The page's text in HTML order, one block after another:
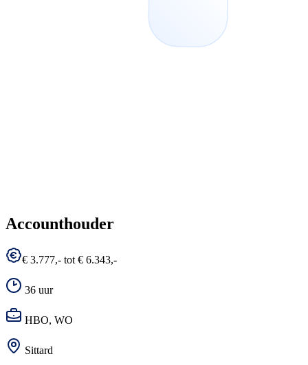
Accounthouder
€ 3.777,- tot € 6.343,-
36 uur
HBO, WO
Sittard